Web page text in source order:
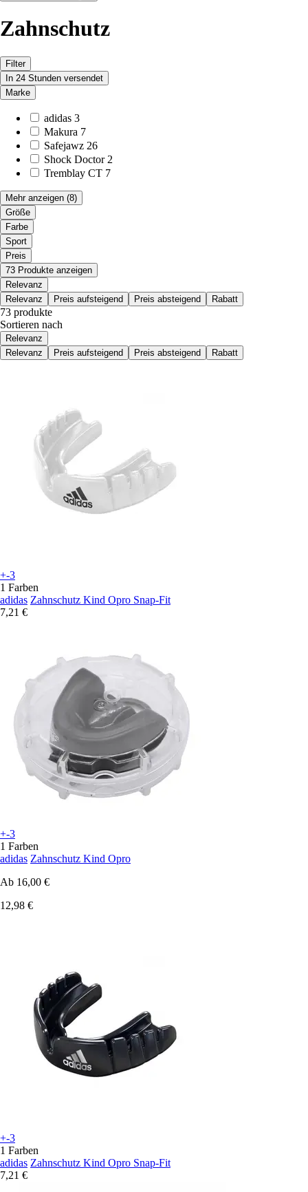
Zahnschutz
Filter
In 24 Stunden versendet
Marke
adidas 3
Makura 7
Safejawz 26
Shock Doctor 2
Tremblay CT 7
Mehr anzeigen (8)
Größe
Farbe
Sport
Preis
73 Produkte anzeigen
Relevanz
Relevanz
Preis aufsteigend Preis absteigend Rabatt
73 produkte
Sortieren nach
Relevanz
Relevanz
Preis aufsteigend Preis absteigend Rabatt
+-3
1 Farben
adidas Zahnschutz Kind Opro Snap-Fit
7,21 €
+-3
1 Farben
adidas Zahnschutz Kind Opro
Ab 16,00 €
12,98 €
+-3
1 Farben
adidas Zahnschutz Kind Opro Snap-Fit
7,21 €